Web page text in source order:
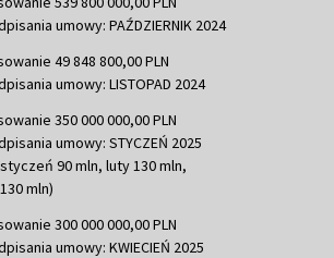
umowy: PAŹDZIERNIK 2024
49 848 800,00 PLN
umowy: LISTOPAD 2024
350 000 000,00 PLN
umowy: STYCZEŃ 2025
90 mln, luty 130 mln,
mln)
300 000 000,00 PLN
umowy: KWIECIEŃ 2025